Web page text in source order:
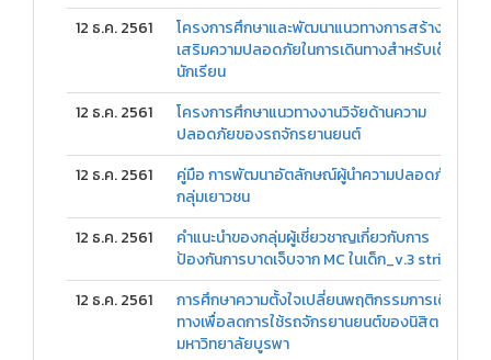
12 ธ.ค. 2561
โครงการศึกษาและพัฒนาแนวทางการสร้าง
เสริมความปลอดภัยในการเดินทางสำหรับเด็ก
นักเรียน
12 ธ.ค. 2561
โครงการศึกษาแนวทางงานวิจัยด้านความ
ปลอดภัยของรถจักรยานยนต์
12 ธ.ค. 2561
คู่มือ การพัฒนาอัตลักษณ์ผู้นำความปลอดภัยใน
กลุ่มเยาวชน
12 ธ.ค. 2561
คำแนะนำของกลุ่มผู้เชี่ยวชาญเกี่ยวกับการ
ป้องกันการบาดเจ็บจาก MC ในเด็ก_v.3 strike
12 ธ.ค. 2561
การศึกษาความตั้งใจเปลี่ยนพฤติกรรมการเดิน
ทางเพื่อลดการใช้รถจักรยานยนต์ของนิสิต
มหาวิทยาลัยบูรพา